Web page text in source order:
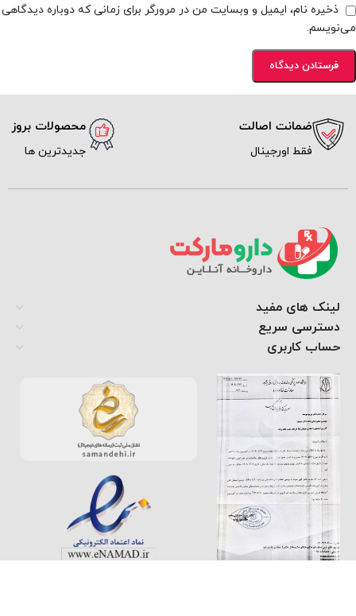
ذخیره نام، ایمیل و وبسایت من در مرورگر برای زمانی که دوباره دیدگاهی
می‌نویسم.
اصالت
اورجینال
محصولات بروز
جدیدترین ها
لینک های مفید
دسترسی سریع
حساب کاربری